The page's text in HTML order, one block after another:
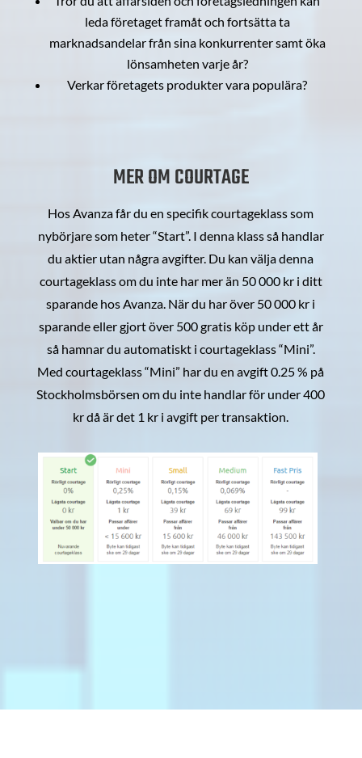
leda företaget framåt och fortsätta ta
marknadsandelar från sina konkurrenter samt öka
lönsamheten varje år?
Verkar företagets produkter vara populära?
MER OM COURTAGE
Hos Avanza får du en specifik courtageklass som
nybörjare som heter “Start”. I denna klass så handlar
du aktier utan några avgifter. Du kan välja denna
courtageklass om du inte har mer än 50 000 kr i ditt
sparande hos Avanza. När du har över 50 000 kr i
sparande eller gjort över 500 gratis köp under ett år
så hamnar du automatiskt i courtageklass “Mini”.
Med courtageklass “Mini” har du en avgift 0.25 % på
Stockholmsbörsen om du inte handlar för under 400
kr då är det 1 kr i avgift per transaktion.